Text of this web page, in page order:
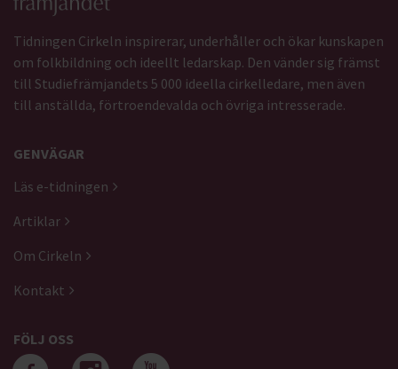
Tidningen Cirkeln inspirerar, underhåller och ökar kunskapen
om folkbildning och ideellt ledarskap. Den vänder sig främst
till Studiefrämjandets 5 000 ideella cirkelledare, men även
till anställda, förtroendevalda och övriga intresserade.
GENVÄGAR
Läs e-tidningen
Artiklar
Om Cirkeln
Kontakt
FÖLJ OSS